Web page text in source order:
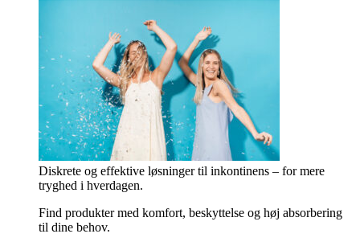
Diskrete og effektive løsninger til inkontinens – for mere
tryghed i hverdagen.
Find produkter med komfort, beskyttelse og høj absorbering
til dine behov.